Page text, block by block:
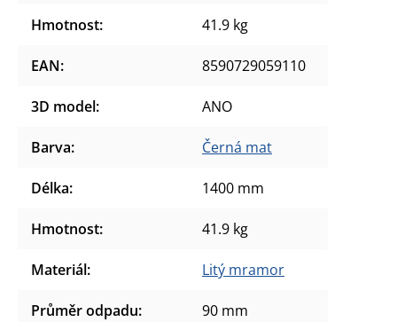
Hmotnost: 41.9 kg
EAN: 8590729059110
3D model: ANO
Barva: Černá mat
Délka: 1400 mm
Hmotnost: 41.9 kg
Materiál: Litý mramor
Průměr odpadu: 90 mm